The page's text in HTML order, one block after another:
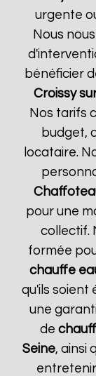
urgente
Nous
bénéficier
Croissy
Nos tarifs
budget,
locataire.
pour une
collectif.
formée
chauffe
qu'ils soient
une
de
Seine, ainsi